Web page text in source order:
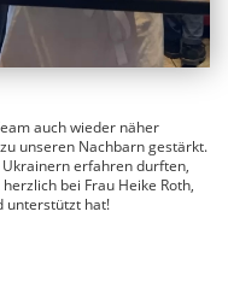
auch wieder näher
unseren Nachbarn gestärkt.
erfahren durften,
bei Frau Heike Roth,
unterstützt hat!